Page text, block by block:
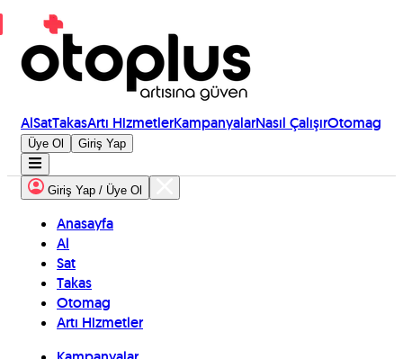
AlSatTakasArtı HizmetlerKampanyalarNasıl ÇalışırOtomag
Üye Ol Giriş Yap
Giriş Yap / Üye Ol
Anasayfa
Al
Sat
Takas
Otomag
Artı Hizmetler